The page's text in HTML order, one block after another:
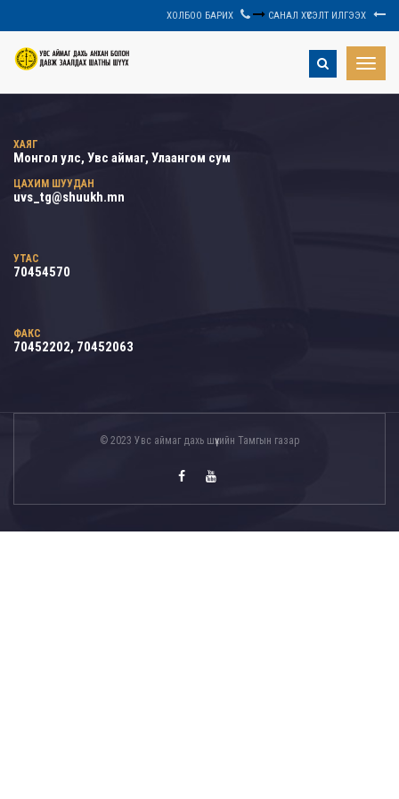
ХОЛБОО БАРИХ САНАЛ ХҮСЭЛТ ИЛГЭЭХ
Toggle
ХАЯГ
Монгол улс, Увс аймаг, Улаангом сум
ЦАХИМ ШУУДАН
uvs_tg@shuukh.mn
УТАС
70454570
ФАКС
70452202, 70452063
© 2023 Увс аймаг дахь шүүхийн Тамгын газар